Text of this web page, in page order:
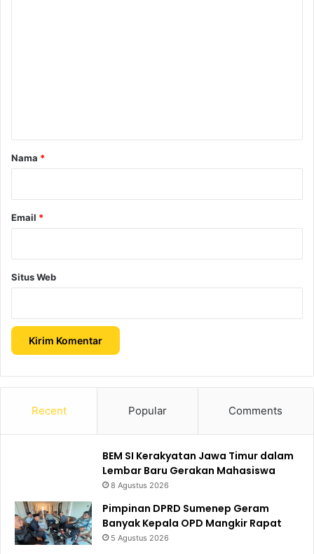
rNama *
Email *
Situs Web
Recent Popular Comments
BEM SI Kerakyatan Jawa Timur dalam
Lembar Baru Gerakan Mahasiswa
8 Agustus 2026
Pimpinan DPRD Sumenep Geram
Banyak Kepala OPD Mangkir Rapat
5 Agustus 2026